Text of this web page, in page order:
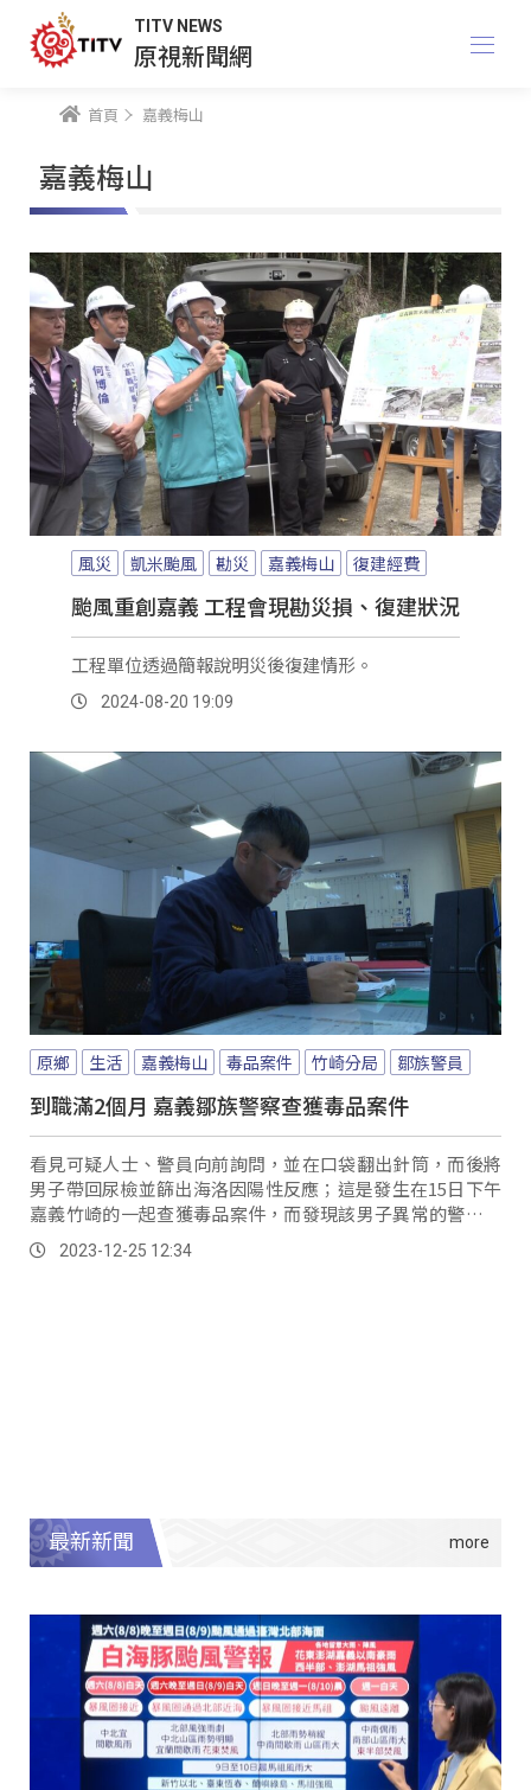
TITV NEWS
原視新聞網
首頁 嘉義梅山
嘉義梅山
風災 凱米颱風 勘災 嘉義梅山 復建經費
颱風重創嘉義 工程會現勘災損、復建狀況
工程單位透過簡報說明災後復建情形。
2024-08-20 19:09
原鄉 生活 嘉義梅山 毒品案件 竹崎分局 鄒族警員
到職滿2個月 嘉義鄒族警察查獲毒品案件
看見可疑人士、警員向前詢問，並在口袋翻出針筒，而後將
男子帶回尿檢並篩出海洛因陽性反應；這是發生在15日下午
嘉義竹崎的一起查獲毒品案件，而發現該男子異常的警員正
是今年剛從基隆調回嘉義工作的阿里山鄒族青年石碩
iyusungu...。
2023-12-25 12:34
最新新聞